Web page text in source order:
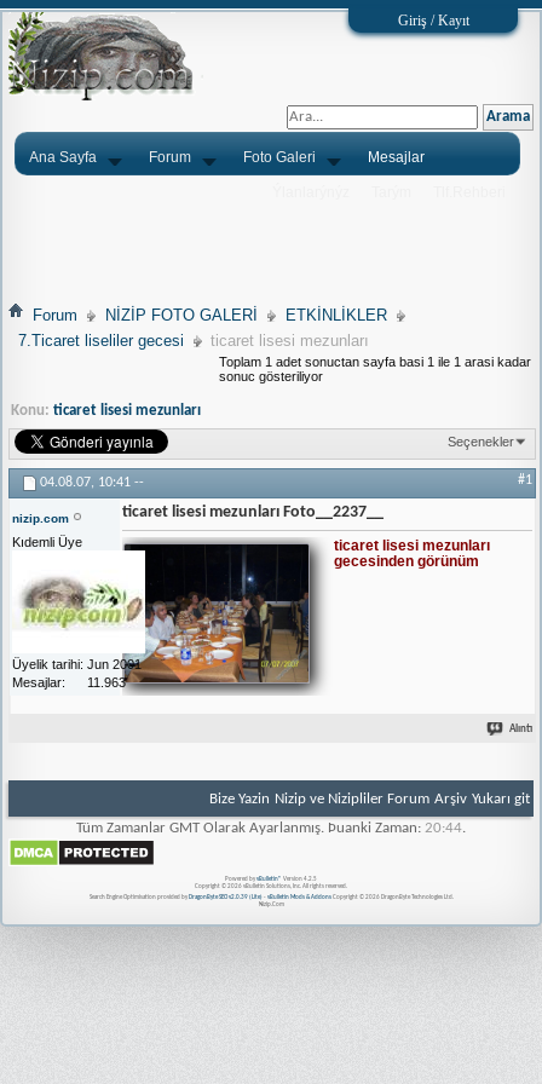
Giriş / Kayıt
Ana Sayfa Forum Foto Galeri Mesajlar
Forum NİZİP FOTO GALERİ
ETKİNLİKLER
7.Ticaret liseliler gecesi
ticaret lisesi mezunları
Toplam 1 adet sonuctan sayfa basi 1 ile 1 arasi kadar
sonuc gösteriliyor
Konu: ticaret lisesi mezunları
Seçenekler
04.08.07, 10:41 -- #1
nizip.com
Kıdemli Üye
Üyelik tarihi Jun 2001
Mesajlar
11.963
ticaret lisesi mezunları Foto__2237__
ticaret lisesi mezunları
gecesinden görünüm
Alıntı
Bize Yazin Nizip ve Nizipliler Forum Arşiv Yukarı git
Tüm Zamanlar GMT Olarak Ayarlanmış. Þuanki Zaman: 20:44.
Powered by vBulletin® Version 4.2.5
Copyright © 2026 vBulletin Solutions, Inc. All rights reserved.
Search Engine Optimisation provided by DragonByte SEO v2.0.39 (Lite)- vBulletin Mods & AddonsCopyright © 2026 DragonByte Technologies Ltd.
Nizip.Com